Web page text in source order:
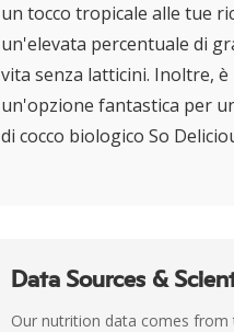
un tocco tropicale alle tue
un'elevata percentuale di
vita senza latticini. Inoltre,
un'opzione fantastica per
di cocco biologico So
Data Sources &
Our nutrition data comes from